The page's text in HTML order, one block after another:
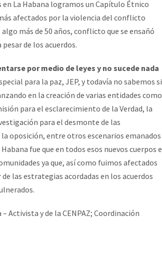
La Habana logramos un Capítulo Étnico
afectados por la violencia del conflicto
más de 50 años, conflicto que se ensañó
de los acuerdos.
por medio de leyes y no sucede nada
para la paz, JEP, y todavía no sabemos si
en la creación de varias entidades como
para el esclarecimiento de la Verdad, la
para el desmonte de las
oposición, entre otros escenarios emanados
fue que en todos esos nuevos cuerpos e
ya que, así como fuimos afectados
las estrategias acordadas en los acuerdos
Activista y de la CENPAZ; Coordinación